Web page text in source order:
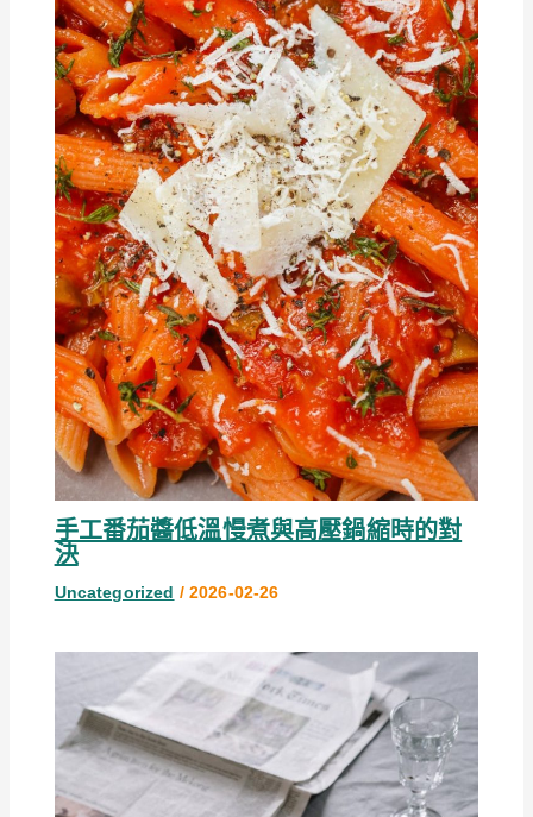
手工番茄醬低溫慢煮與高壓鍋縮時的對
決
Uncategorized / 2026-02-26